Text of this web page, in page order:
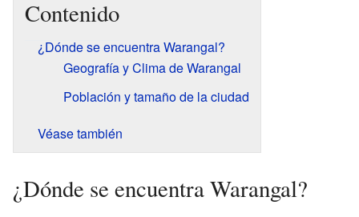
Contenido
¿Dónde se encuentra Warangal?
Geografía y Clima de Warangal
Población y tamaño de la ciudad
Véase también
¿Dónde se encuentra Warangal?